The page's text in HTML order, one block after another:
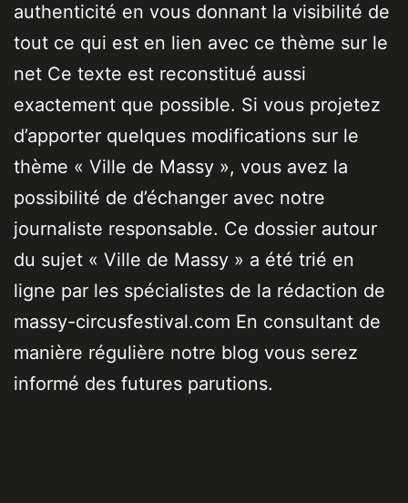
authenticité en vous donnant la visibilité de
tout ce qui est en lien avec ce thème sur le
net Ce texte est reconstitué aussi
exactement que possible. Si vous projetez
d’apporter quelques modifications sur le
thème « Ville de Massy », vous avez la
possibilité de d’échanger avec notre
journaliste responsable. Ce dossier autour
du sujet « Ville de Massy » a été trié en
ligne par les spécialistes de la rédaction de
massy-circusfestival.com En consultant de
manière régulière notre blog vous serez
informé des futures parutions.